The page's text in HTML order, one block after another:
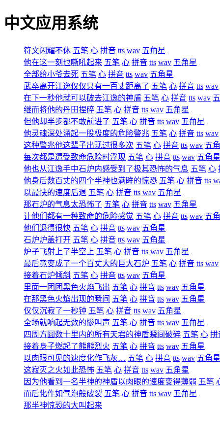
中文应用系统
符文闪耀不休 五笔 心 拼音 tts wav 五角星
他在这一刻也嘶吼起来 五笔 心 拼音 tts wav 五角星
全部给小爷去死 五笔 心 拼音 tts wav 五角星
武卒离开江逸仅仅只有一百丈距离了 五笔 心 拼音 tts wav
在下一秒他就可以破去江逸的神盾 五笔 心 拼音 tts wav
继而将他的丹田捏碎 五笔 心 拼音 tts wav 五角星
但他却半步都不敢前进了 五笔 心 拼音 tts wav 五角星
他灵魂深处涌起一股极度的危险警兆 五笔 心 拼音 tts wav
这种警兆他这辈子出现过很多次 五笔 心 拼音 tts wav 五
每次都是遭受致命危险时浮现 五笔 心 拼音 tts wav 五角星
他也从江逸手中石炉内感受到了极其恐怖的气息 五笔 心
他身后数百丈的四个半神也满眸的惊恐 五笔 心 拼音 tts
以最快的速度后退 五笔 心 拼音 tts wav 五角星
那石炉的气息太恐怖了 五笔 心 拼音 tts wav 五角星
让他们都有一种致命的危险感觉 五笔 心 拼音 tts wav 五
他们退得很快 五笔 心 拼音 tts wav 五角星
石炉炉盖打开 五笔 心 拼音 tts wav 五角星
炉子飞射上了半空上 五笔 心 拼音 tts wav 五角星
最后竟变成了一个百丈大的巨大石炉 五笔 心 拼音 tts wav
接着石炉倾斜 五笔 心 拼音 tts wav 五角星
里面一团团黑色火焰飞出 五笔 心 拼音 tts wav 五角星
在那黑色火焰出现的瞬间 五笔 心 拼音 tts wav 五角星
仅仅沉寂了一秒钟 五笔 心 拼音 tts wav 五角星
全场就响起无数的惨叫声 五笔 心 拼音 tts wav 五角星
四周方圆数十里内的所有天君的神盾瞬间破碎 五笔 心 拼
接着身子燃起了熊熊烈火 五笔 心 拼音 tts wav 五角星
以肉眼可见的速度化作飞灰… 五笔 心 拼音 tts wav 五角星
这寂灭之火如此恐怖 五笔 心 拼音 tts wav 五角星
因为他看到一名半神的神盾以肉眼的速度变得薄弱 五笔
而后化作如气泡般破裂 五笔 心 拼音 tts wav 五角星
那半神惊恐的大叫起来